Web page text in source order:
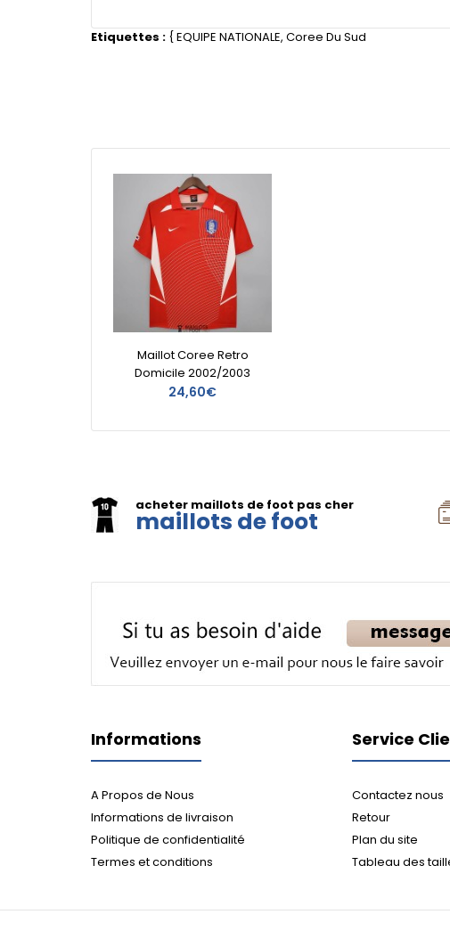
Etiquettes : {EQUIPE NATIONALE, Coree Du Sud
Maillot Coree Retro
Domicile 2002/2003
24,60€
acheter maillots de foot pas cher
maillots de foot
Informations
A Propos de Nous
Informations de livraison
Politique de confidentialité
Termes et conditions
Service
Contactez nous
Retour
Plan du site
Tableau des